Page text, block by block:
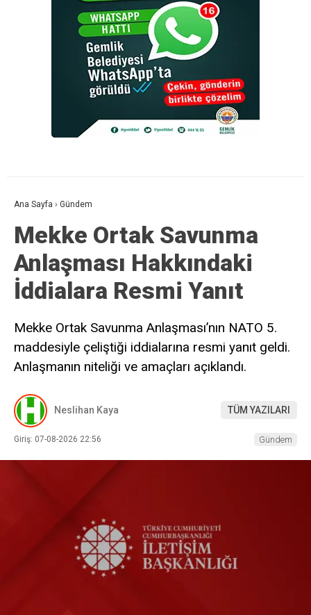
Ana Sayfa › Gündem
Mekke Ortak Savunma
Anlaşması Hakkındaki
İddialara Resmi Yanıt
Mekke Ortak Savunma Anlaşması’nın NATO 5.
maddesiyle çeliştiği iddialarına resmi yanıt geldi.
Anlaşmanın niteliği ve amaçları açıklandı.
Neslihan Kaya TÜM YAZILARI
Giriş: 07-08-2026 22:56 Gündem